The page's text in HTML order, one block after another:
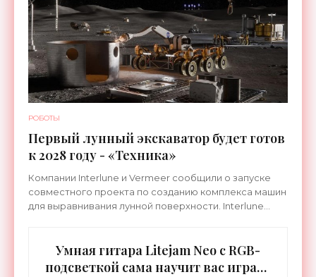
РОБОТЫ
Первый лунный экскаватор будет готов
к 2028 году - «Техника»
Компании Interlune и Vermeer сообщили о запуске
совместного проекта по созданию комплекса машин
для выравнивания лунной поверхности. Interlune
Умная гитара Litejam Neo с RGB-
подсветкой сама научит вас играть